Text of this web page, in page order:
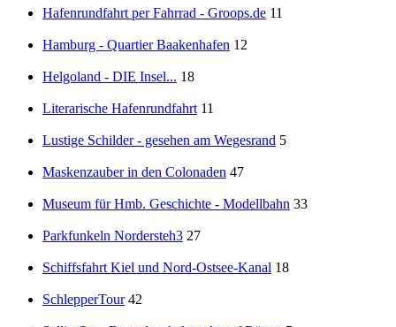
Hafenrundfahrt per Fahrrad - Groops.de 11
Hamburg - Quartier Baakenhafen 12
Helgoland - DIE Insel... 18
Literarische Hafenrundfahrt 11
Lustige Schilder - gesehen am Wegesrand 5
Maskenzauber in den Colonaden 47
Museum für Hmb. Geschichte - Modellbahn 33
Parkfunkeln Nordersteh3 27
Schiffsfahrt Kiel und Nord-Ostsee-Kanal 18
SchlepperTour 42